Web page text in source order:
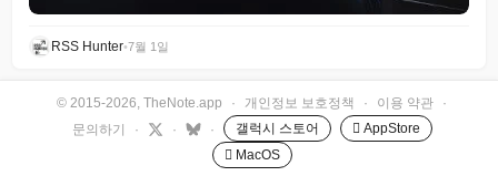
RSS Hunter•7월 1일
© 2015-2026, TheNote.app · 개인정보 보호정책 · 이용 약관
·
문의하기
· · · 갤럭시 스토어
 AppStore
 MacOS